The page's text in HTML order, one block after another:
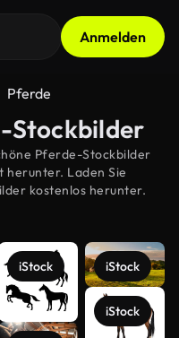
Anmelden
Pferde
Stockbilder
Pferde-Stockbilder
herunter. Laden Sie
kostenlos herunter.
iStock iStock
iStock